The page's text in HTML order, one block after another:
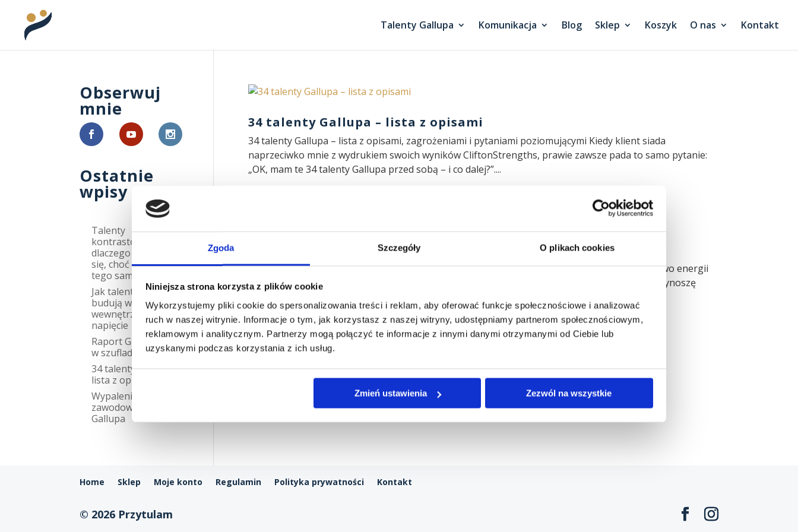
Zgoda Szczegóły O plikach cookies
Niniejsza strona korzysta z plików cookie
Wykorzystujemy pliki cookie do spersonalizowania treści i reklam, aby oferować funkcje społecznościowe i analizować
ruch w naszej witrynie. Informacje o tym, jak korzystasz z naszej witryny, udostępniamy partnerom społecznościowym,
reklamowym i analitycznym. Partnerzy mogą połączyć te informacje z innymi danymi otrzymanymi od Ciebie lub
uzyskanymi podczas korzystania z ich usług.
Zmień ustawienia Zezwól na wszystkie
Talenty Gallupa Komunikacja Blog Sklep Koszyk O nas Kontakt
34 talenty Gallupa – lista z opisami
34 talenty Gallupa – lista z opisami, zagrożeniami i pytaniami poziomującymi Kiedy klient siada
naprzeciwko mnie z wydrukiem swoich wyników CliftonStrengths, prawie zawsze pada to samo pytanie:
„OK, mam te 34 talenty Gallupa przed sobą – i co dalej?”....
Słabe strony talentów wpływu Gallupa
Słabe strony talentów wpływu Gallupa – ciemna strona przywództwa i charyzmy „Mam mnóstwo energii
do działania, ale tylko na starcie, potem się wypalam.” „Ludzie dają mi do zrozumienia, że się wynoszę
Obserwuj
mnie
Ostatnie
wpisy
Talenty
kontrastowe:
dlaczego kłócimy
się, choć chcemy
tego samego?
Jak talenty Gallupa
budują w nas
wewnętrzne
napięcie
Raport Gallupa
w szufladzie
34 talenty Gallupa –
lista z opisami
Wypalenie
zawodowe talenty
Gallupa
Home Sklep Moje konto Regulamin Polityka prywatności Kontakt
© 2026 Przytulam